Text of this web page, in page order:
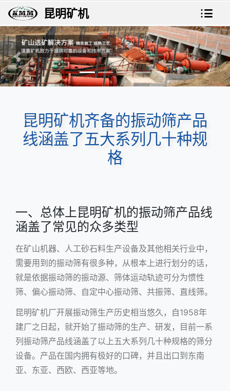
昆明矿机
上一张 下
昆明矿机齐备的振动筛产品
线涵盖了五大系列几十种规
格
一、总体上昆明矿机的振动筛产品线
涵盖了常见的众多类型
在矿山机器、人工砂石料生产设备及其他相关行业中，
需要用到的振动筛有很多种，从根本上进行划分的话，
就是依据振动筛的振动源、筛体运动轨迹可分为惯性
筛、偏心振动筛、自定中心振动筛、共振筛、直线筛。
昆明矿机厂开展振动筛生产历史相当悠久，自1958年
建厂之日起，就开始了振动筛的生产、研发，目前一系
列振动筛产品线涵盖了以上五大系列几十种规格的筛分
设备。产品在国内拥有极好的口碑，并且出口到东南
亚、东亚、西欧、西亚等地。